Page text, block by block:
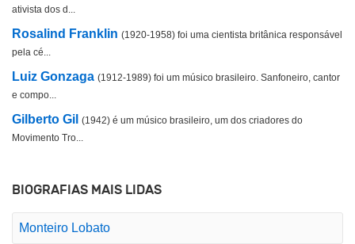
ativista dos d...
Rosalind Franklin (1920-1958) foi uma cientista britânica responsável
pela cé...
Luiz Gonzaga (1912-1989) foi um músico brasileiro. Sanfoneiro, cantor
e compo...
Gilberto Gil (1942) é um músico brasileiro, um dos criadores do
Movimento Tro...
BIOGRAFIAS MAIS LIDAS
Monteiro Lobato